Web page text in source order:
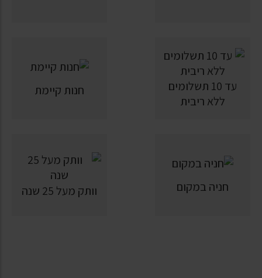
עד 10 תשלומים
ללא ריבית
חנות קיימת
חניה במקום וותק מעל 25 שנה